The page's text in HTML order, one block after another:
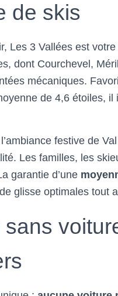
de skis
Les 3 Vallées est
dont Courchevel,
mécaniques.
de 4,6 étoiles, il
festive de
Les familles, les
garantie d’une
glisse optimales tout